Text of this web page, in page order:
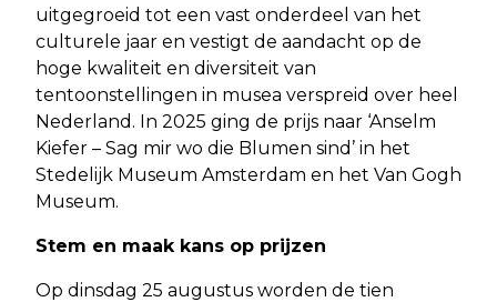
uitgegroeid tot een vast onderdeel van het
culturele jaar en vestigt de aandacht op de
hoge kwaliteit en diversiteit van
tentoonstellingen in musea verspreid over heel
Nederland. In 2025 ging de prijs naar ‘Anselm
Kiefer – Sag mir wo die Blumen sind’ in het
Stedelijk Museum Amsterdam en het Van Gogh
Museum.
Stem en maak kans op prijzen
Op dinsdag 25 augustus worden de tien